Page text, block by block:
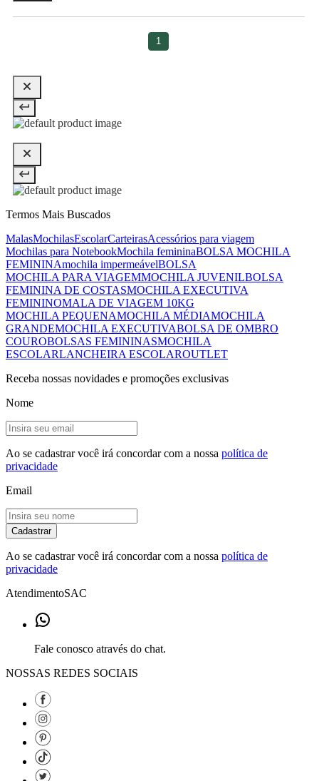
1
Termos Mais Buscados
MalasMochilasEscolarCarteirasAcessórios para viagem
Mochilas para NotebookMochila femininaBOLSA MOCHILA
FEMININAmochila impermeávelBOLSA
MOCHILA PARA VIAGEMMOCHILA JUVENILBOLSA
FEMININA DE COSTASMOCHILA EXECUTIVA
FEMININOMALA DE VIAGEM 10KG
MOCHILA PEQUENAMOCHILA MÉDIAMOCHILA
GRANDEMOCHILA EXECUTIVABOLSA DE OMBRO
COUROBOLSAS FEMININASMOCHILA
ESCOLARLANCHEIRA ESCOLAROUTLET
Receba nossas novidades e promoções exclusivas
Nome
Ao se cadastrar você irá concordar com a nossa política de
privacidade
Email
Cadastrar
Ao se cadastrar você irá concordar com a nossa política de
privacidade
AtendimentoSAC
Fale conosco através do chat.
NOSSAS REDES SOCIAIS